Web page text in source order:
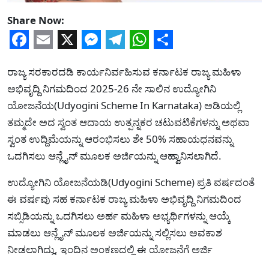
Share Now:
Facebook
Email
X Messenger
Telegram
WhatsApp
Share
ರಾಜ್ಯ ಸರಕಾರದಡಿ ಕಾರ್ಯನಿರ್ವಹಿಸುವ ಕರ್ನಾಟಕ ರಾಜ್ಯ ಮಹಿಳಾ
ಅಭಿವೃದ್ದಿ ನಿಗಮದಿಂದ 2025-26 ನೇ ಸಾಲಿನ ಉದ್ಯೋಗಿನಿ
ಯೋಜನೆಯ(Udyogini Scheme In Karnataka) ಅಡಿಯಲ್ಲಿ
ತಮ್ಮದೇ ಅದ ಸ್ವಂತ ಆದಾಯ ಉತ್ಪನ್ನಕರ ಚಟುವಟಿಕೆಗಳನ್ನು ಅಥವಾ
ಸ್ವಂತ ಉದ್ದಿಮೆಯನ್ನು ಆರಂಭಿಸಲು ಶೇ 50% ಸಹಾಯಧನವನ್ನು
ಒದಗಿಸಲು ಆನ್ಲೈನ್ ಮೂಲಕ ಅರ್ಜಿಯನ್ನು ಆಹ್ವಾನಿಸಲಾಗಿದೆ.
ಉದ್ಯೋಗಿನಿ ಯೋಜನೆಯಡಿ(Udyogini Scheme) ಪ್ರತಿ ವರ್ಷದಂತೆ
ಈ ವರ್ಷವು ಸಹ ಕರ್ನಾಟಕ ರಾಜ್ಯ ಮಹಿಳಾ ಅಭಿವೃದ್ದಿ ನಿಗಮದಿಂದ
ಸಬ್ಸಿಡಿಯನ್ನು ಒದಗಿಸಲು ಅರ್ಹ ಮಹಿಳಾ ಅಭ್ಯರ್ಥಿಗಳನ್ನು ಆಯ್ಕೆ
ಮಾಡಲು ಆನ್ಲೈನ್ ಮೂಲಕ ಅರ್ಜಿಯನ್ನು ಸಲ್ಲಿಸಲು ಅವಕಾಶ
ನೀಡಲಾಗಿದ್ದು, ಇಂದಿನ ಅಂಕಣದಲ್ಲಿ ಈ ಯೋಜನೆಗೆ ಅರ್ಜಿ